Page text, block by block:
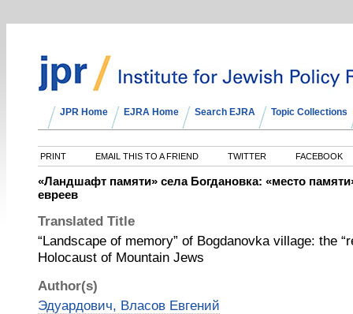
JPR Home EJRA Home Search EJRA Topic Collections
PRINT EMAIL THIS TO A FRIEND TWITTER FACEBOOK
«Ландшафт памяти» села Богдановка: «место
евреев
Translated Title
“Landscape of memory” of Bogdanovka village: the
Holocaust of Mountain Jews
Author(s)
Эдуардович, Власов Евгений